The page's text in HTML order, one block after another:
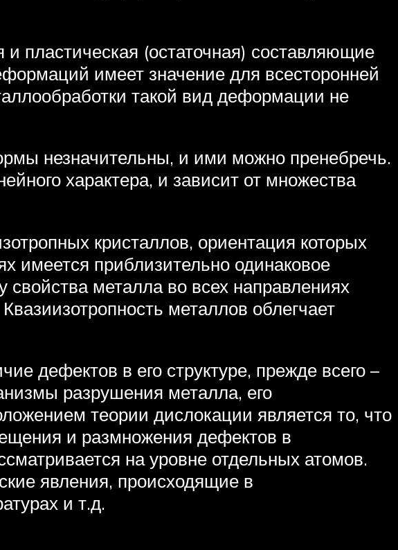
и пластическая (остаточная) составляющие
имеет значение для всесторонней
такой вид деформации не
незначительны, и ими можно пренебречь.
характера, и зависит от множества
кристаллов, ориентация которых
имеется приблизительно одинаковое
металла во всех направлениях
металлов облегчает
дефектов в его структуре, прежде всего –
разрушения металла, его
теории дислокации является то, что
и размножения дефектов в
на уровне отдельных атомов.
явления, происходящие в
и т.д.